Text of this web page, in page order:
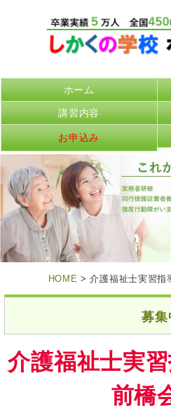
ホーム
講習内容
お申込み
HOME > 介護福祉士実習指
募集
介護福祉士実
前橋